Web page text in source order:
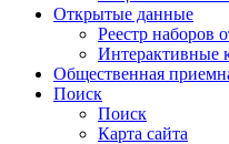
Открытые данные
Реестр наборов
Интерактивные
Общественная
Поиск
Поиск
Карта сайта